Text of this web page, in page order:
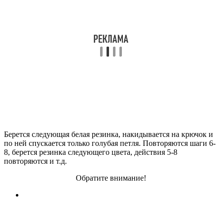
Берется следующая белая резинка, накидывается на крючок и
по ней спускается только голубая петля. Повторяются шаги 6-
8, берется резинка следующего цвета, действия 5-8
повторяются и т.д.
Обратите внимание!